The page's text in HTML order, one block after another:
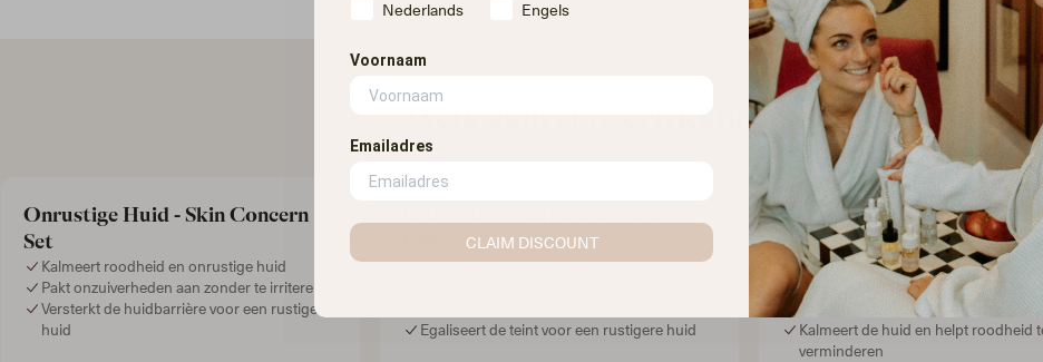
Welk skin concern kunnen we voor je
Onrustige Huid - Skin Concern
Set
Kalmeert roodheid en onrustige huid
Pakt onzuiverheden aan zonder te irriteren
Versterkt de huidbarrière voor een rustigere
huid
Concern Set
Kalmeert roodheid en gevoelige huid
Egaliseert de teint voor een rustigere huid
Acne - Skin Concern Set
Pakt actieve acne en onzuiverheden
aan
Zuivert poriën en vermindert
Kalmeert de huid en helpt roodheid
verminderen
Nederlands Engels
Voornaam
Emailadres
CLAIM DISCOUNT